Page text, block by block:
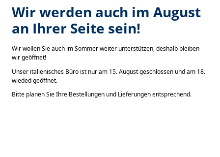
Wir werden auch im August
an Ihrer Seite sein!
Wir wollen Sie auch im Sommer weiter unterstützen, deshalb bleiben
wir geöffnet!
Unser italienisches Büro ist nur am 15. August geschlossen und am 18.
wieded geőffnet.
Bitte planen Sie Ihre Bestellungen und Lieferungen entsprechend.